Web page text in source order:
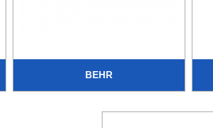
BEHR